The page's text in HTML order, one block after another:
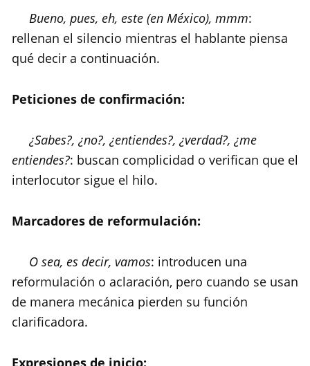
Bueno, pues, eh, este (en México), mmm:
rellenan el silencio mientras el hablante piensa
qué decir a continuación.
Peticiones de confirmación:
¿Sabes?, ¿no?, ¿entiendes?, ¿verdad?, ¿me
entiendes?: buscan complicidad o verifican que el
interlocutor sigue el hilo.
Marcadores de reformulación:
O sea, es decir, vamos: introducen una
reformulación o aclaración, pero cuando se usan
de manera mecánica pierden su función
clarificadora.
Expresiones de inicio: